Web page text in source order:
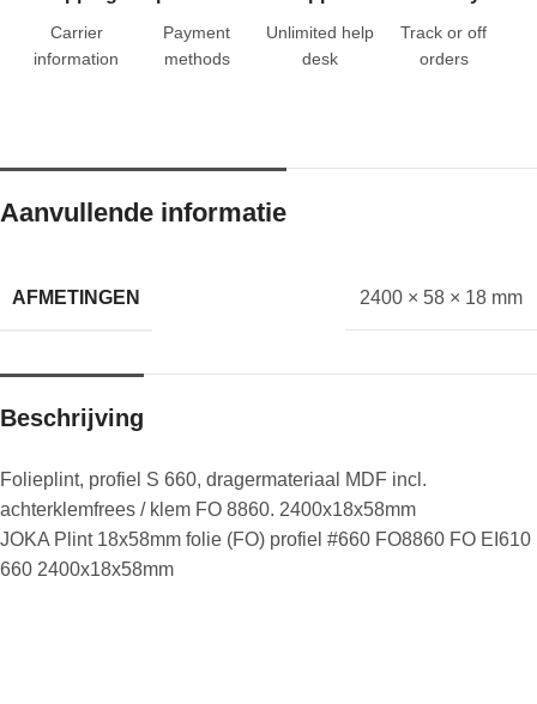
Carrier
information
Payment
methods
Unlimited help
desk
Track or off
orders
Aanvullende informatie
AFMETINGEN 2400 × 58 × 18 mm
Beschrijving
Folieplint, profiel S 660, dragermateriaal MDF incl.
achterklemfrees / klem FO 8860. 2400x18x58mm
JOKA Plint 18x58mm folie (FO) profiel #660 FO8860 FO EI610
660 2400x18x58mm